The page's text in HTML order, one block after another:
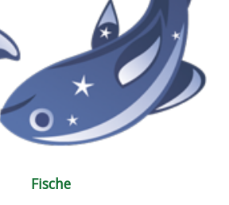
Fische